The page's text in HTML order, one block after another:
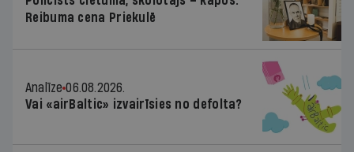
Reibuma cena Priekulē
Analīze 06.08.2026.
Vai «airBaltic» izvairīsies no defolta?